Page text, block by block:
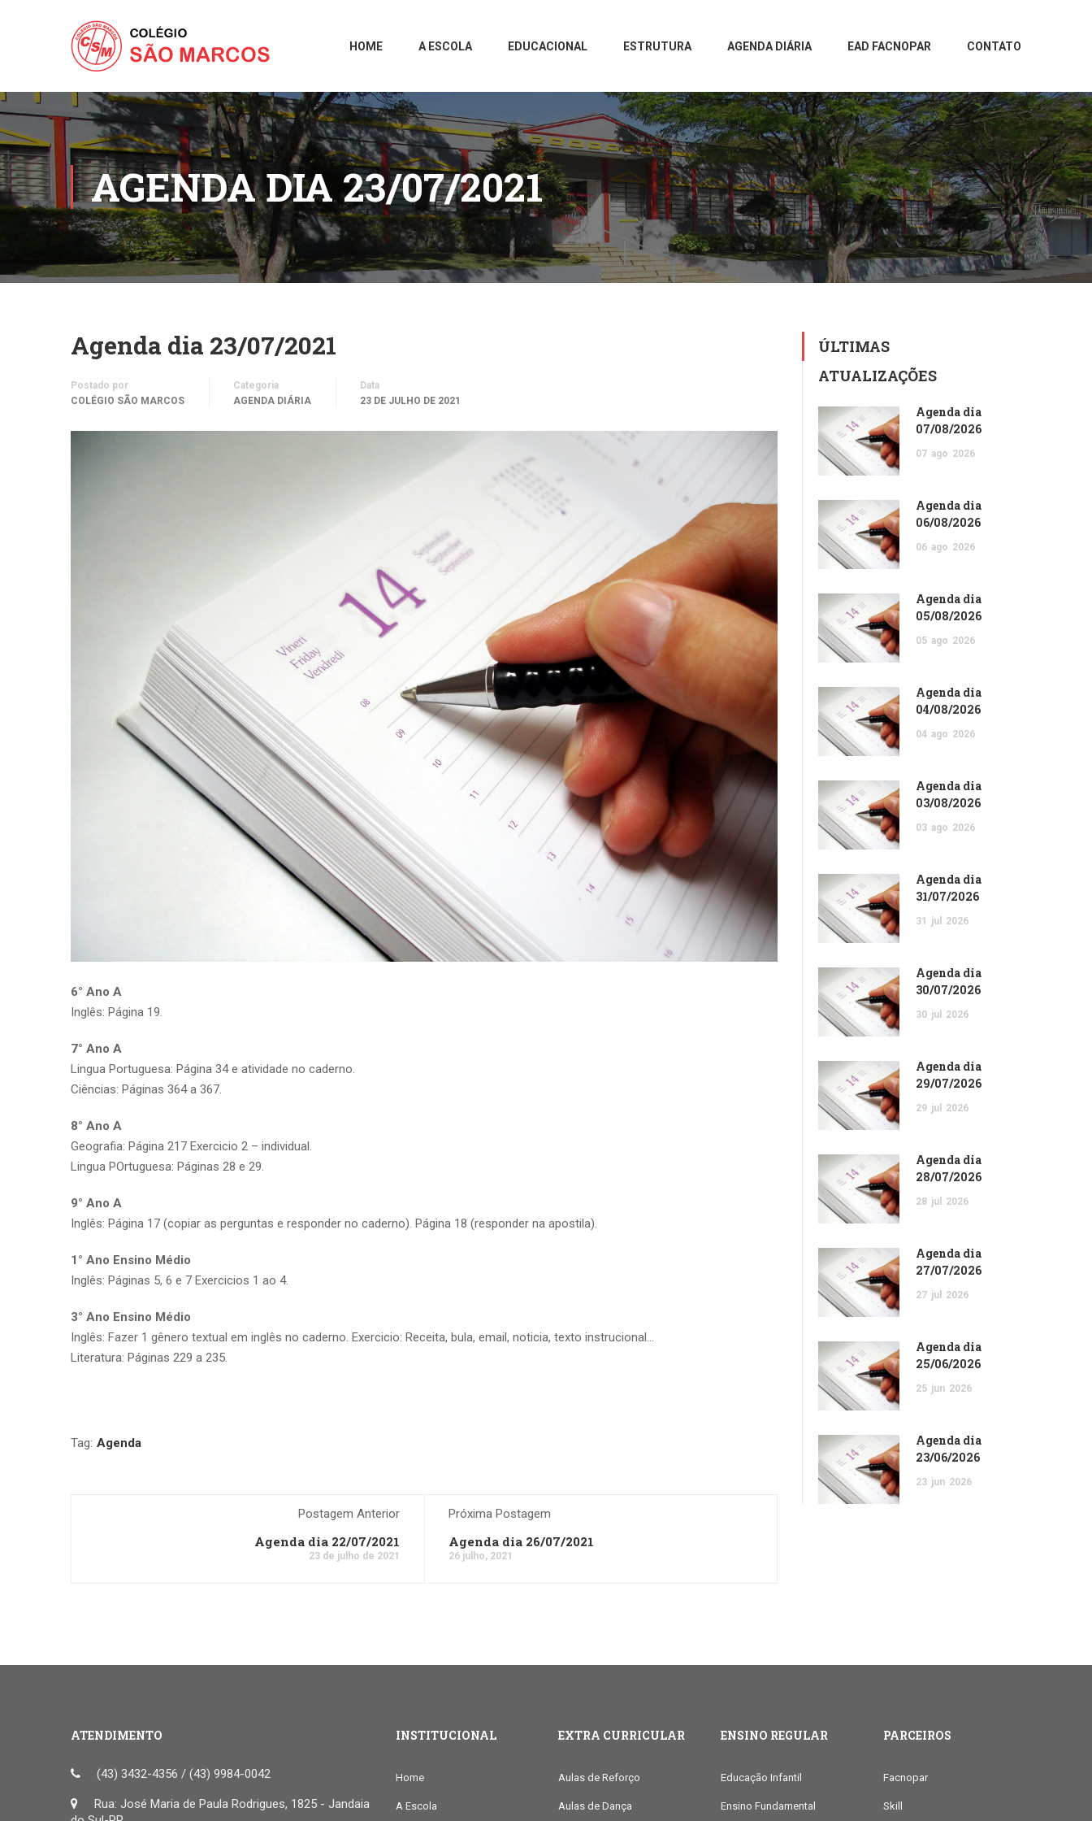
HOME A ESCOLA EDUCACIONAL ESTRUTURA AGENDA DIÁRIA EAD FACNOPAR CONTATO
AGENDA DIA 23/07/2021
Agenda dia 23/07/2021
Postado por
COLÉGIO SÃO MARCOS
Categoria
AGENDA DIÁRIA
Data
23 DE JULHO DE 2021
6° Ano A
Inglês: Página 19.
7° Ano A
Lingua Portuguesa: Página 34 e atividade no caderno.
Ciências: Páginas 364 a 367.
8° Ano A
Geografia: Página 217 Exercicio 2 – individual.
Lingua POrtuguesa: Páginas 28 e 29.
9° Ano A
Inglês: Página 17 (copiar as perguntas e responder no caderno). Página 18 (responder na apostila).
1° Ano Ensino Médio
Inglês: Páginas 5, 6 e 7 Exercicios 1 ao 4.
3° Ano Ensino Médio
Inglês: Fazer 1 gênero textual em inglês no caderno. Exercicio: Receita, bula, email, noticia, texto instrucional…
Literatura: Páginas 229 a 235.
Tag: Agenda
Postagem Anterior
Agenda dia 22/07/2021
23 de julho de 2021
Próxima Postagem
Agenda dia 26/07/2021
26 julho, 2021
ÚLTIMAS
ATUALIZAÇÕES
Agenda dia
07/08/2026
07 ago 2026
Agenda dia
06/08/2026
06 ago 2026
Agenda dia
05/08/2026
05 ago 2026
Agenda dia
04/08/2026
04 ago 2026
Agenda dia
03/08/2026
03 ago 2026
Agenda dia
31/07/2026
31 jul 2026
Agenda dia
30/07/2026
30 jul 2026
Agenda dia
29/07/2026
29 jul 2026
Agenda dia
28/07/2026
28 jul 2026
Agenda dia
27/07/2026
27 jul 2026
Agenda dia
25/06/2026
25 jun 2026
Agenda dia
23/06/2026
23 jun 2026
ATENDIMENTO
(43) 3432-4356 / (43) 9984-0042
Rua: José Maria de Paula Rodrigues, 1825 - Jandaia
INSTITUCIONAL
Home
A Escola
EXTRA CURRICULAR
Aulas de Reforço
Aulas de Dança
ENSINO REGULAR
Educação Infantil
Ensino Fundamental
PARCEIROS
Facnopar
Skill